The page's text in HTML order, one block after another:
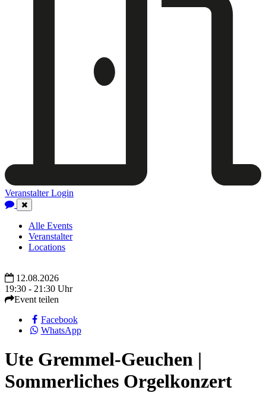
Veranstalter Login
Close
Navigation
Alle Events
Veranstalter
Locations
12.08.2026
19:30 - 21:30 Uhr
Event teilen
Facebook
WhatsApp
Ute Gremmel-Geuchen |
Sommerliches Orgelkonzert